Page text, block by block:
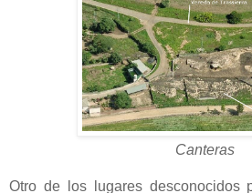
Canteras
Otro de los lugares desconocidos